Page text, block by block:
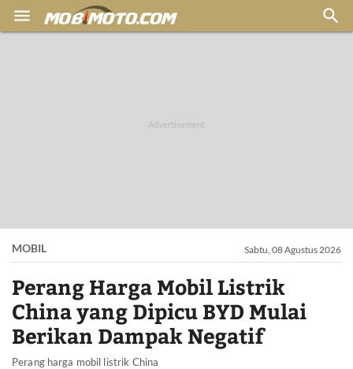
 
MOBIL Sabtu, 08 Agustus 2026
Perang Harga Mobil Listrik
China yang Dipicu BYD Mulai
Berikan Dampak Negatif
Perang harga mobil listrik China